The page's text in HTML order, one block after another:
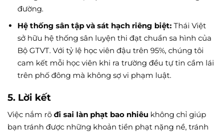
đường.
Hệ thống sân tập và sát hạch riêng biệt:Thái Việt
sở hữu hệ thống sân luyện thi đạt chuẩn sa hình của
Bộ GTVT. Với tỷ lệ học viên đậu trên 95%, chúng tôi
cam kết mỗi học viên khi ra trường đều tự tin cầm lái
trên phố đông mà không sợ vi phạm luật.
5. Lời kết
Việc nắm rõ đi sai làn phạt bao nhiêu không chỉ giúp
bạn tránh được những khoản tiền phạt nặng nề, tránh